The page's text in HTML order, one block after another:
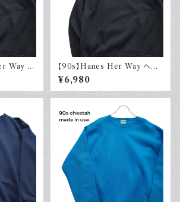
Way ヘ
グラン
カ古着
【90s】Hanes Her Way ヘイ
ンズ Plain sweatshirt 無地ス
ウェット ブラック 黒 ラグランス
リーブ USA製 古着
¥6,980